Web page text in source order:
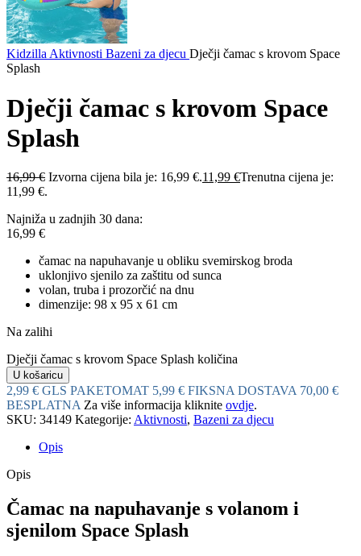
Kidzilla Aktivnosti Bazeni za djecu Dječji čamac s krovom Space
Splash
Dječji čamac s krovom Space
Splash
16,99€ Izvorna cijena bila je: 16,99 €.11,99 €Trenutna cijena je:
11,99 €.
Najniža u zadnjih 30 dana:
16,99 €
čamac na napuhavanje u obliku svemirskog broda
uklonjivo sjenilo za zaštitu od sunca
volan, truba i prozorčić na dnu
dimenzije: 98 x 95 x 61 cm
Na zalihi
Dječji čamac s krovom Space Splash količina
U košaricu
2,99 € GLS PAKETOMAT 5,99 € FIKSNA DOSTAVA 70,00 €
BESPLATNA Za više informacija kliknite ovdje.
SKU: 34149 Kategorije: Aktivnosti, Bazeni za djecu
Opis
Opis
Čamac na napuhavanje s volanom i
sjenilom Space Splash